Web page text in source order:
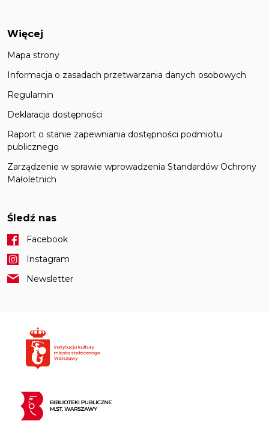
Więcej
Mapa strony
Informacja o zasadach przetwarzania danych osobowych
Regulamin
Deklaracja dostępności
Raport o stanie zapewniania dostępności podmiotu
publicznego
Zarządzenie w sprawie wprowadzenia Standardów Ochrony
Małoletnich
Śledź nas
Facebook
Instagram
Newsletter